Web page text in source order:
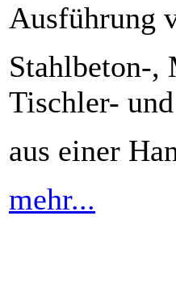
Ausführung
Stahlbeton-,
Tischler-
aus einer
mehr...